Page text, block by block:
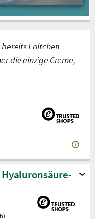
bereits Fältchen
die einzige Creme,